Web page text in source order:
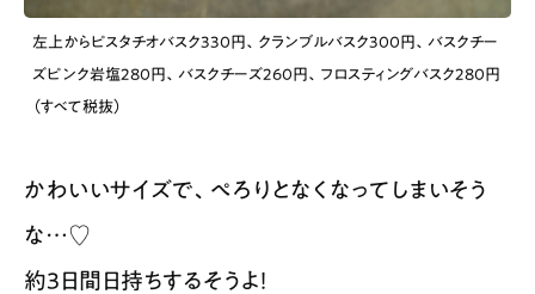
左上からピスタチオバスク330円、クランブルバスク300円、バスクチー
ズピンク岩塩280円、バスクチーズ260円、フロスティングバスク280円
（すべて税抜）
かわいいサイズで、ぺろりとなくなってしまいそう
な…♡
約3日間日持ちするそうよ！